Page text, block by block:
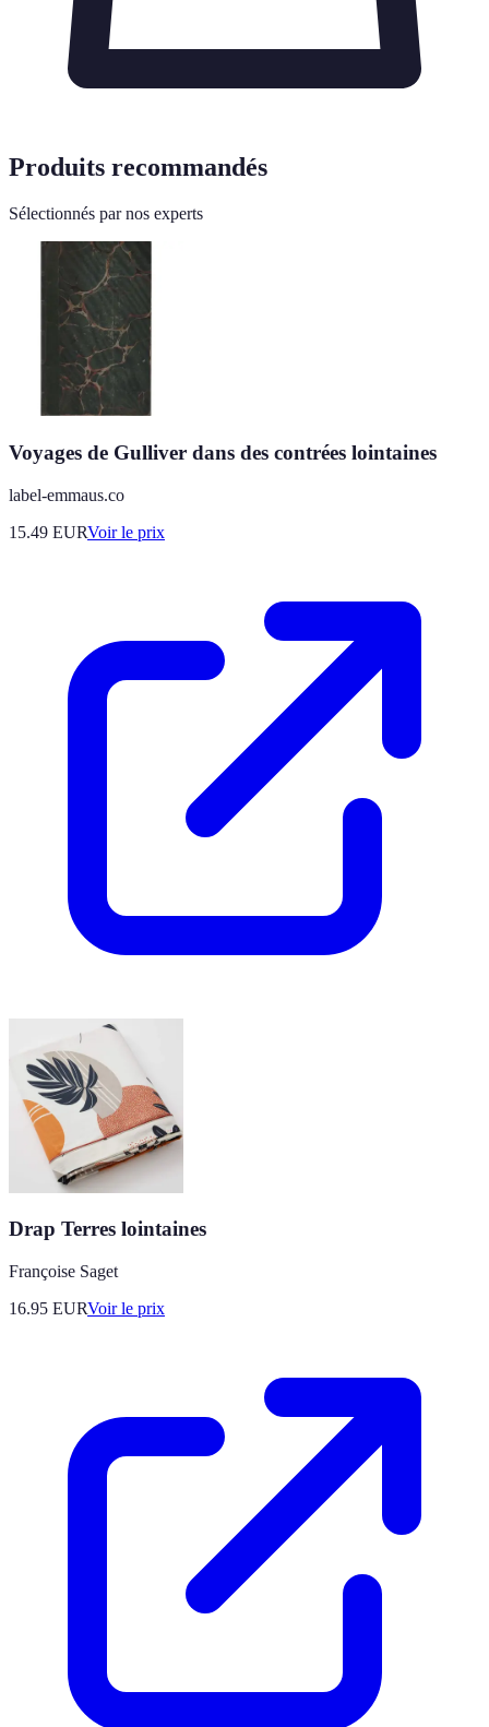
Produits recommandés
Sélectionnés par nos experts
Voyages de Gulliver dans des contrées lointaines
label-emmaus.co
15.49 EURVoir le prix
Drap Terres lointaines
Françoise Saget
16.95 EURVoir le prix